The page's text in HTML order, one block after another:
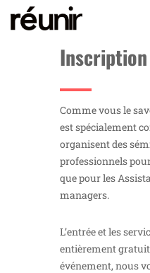
Inscription
Comme vous le
est spécialement
organisent des
professionnels
que pour les
managers.
L’entrée et les
entièrement
événement, nous